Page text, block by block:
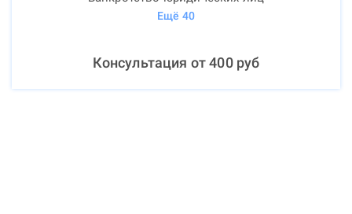
Ещё 40
Консультация от400руб